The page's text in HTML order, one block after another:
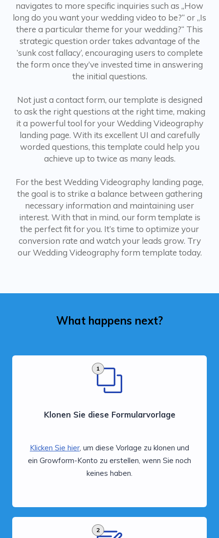
navigates to more specific inquiries such as „How
long do you want your wedding video to be?“ or „Is
there a particular theme for your wedding?“ This
strategic question order takes advantage of the
’sunk cost fallacy‘, encouraging users to complete
the form once they’ve invested time in answering
the initial questions.
Not just a contact form, our template is designed
to ask the right questions at the right time, making
it a powerful tool for your Wedding Videography
landing page. With its excellent UI and carefully
worded questions, this template could help you
achieve up to twice as many leads.
For the best Wedding Videography landing page,
the goal is to strike a balance between gathering
necessary information and maintaining user
interest. With that in mind, our form template is
the perfect fit for you. It’s time to optimize your
conversion rate and watch your leads grow. Try
our Wedding Videography form template today.
What happens next?
1
Klonen Sie diese Formularvorlage
Klicken Sie hier, um diese Vorlage zu klonen und
ein Growform-Konto zu erstellen, wenn Sie noch
keines haben.
2